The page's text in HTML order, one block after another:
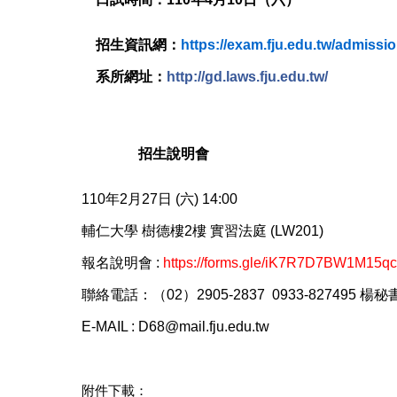
招生資訊網： https://exam.fju.edu.tw/
系所網址： http://gd.laws.fju.edu.tw/
招生說明會
110年2月27日 (六) 14:00
輔仁大學 樹德樓2樓 實習法庭 (LW201)
報名說明會 : https://forms.gle/
聯絡電話：（02）2905-2837 0933-827495 楊秘
E-MAIL : D68@mail.fju.edu.tw
附件下載：